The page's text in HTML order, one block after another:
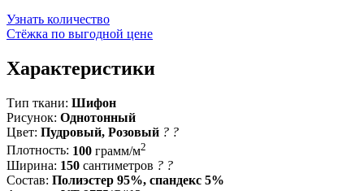
Узнать количество
Стёжка по выгодной цене
Характеристики
Тип ткани: Шифон
Рисунок: Однотонный
Цвет: Пудровый, Розовый ? ?
Плотность: 100 грамм/м2
Ширина: 150 сантиметров ? ?
Состав: Полиэстер 95%, спандекс 5%